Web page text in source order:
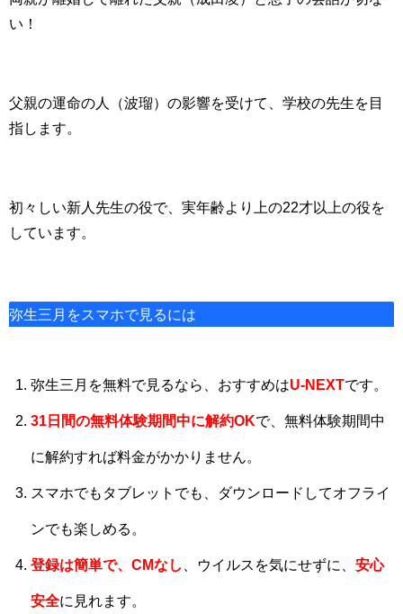
い！
父親の運命の人（波瑠）の影響を受けて、学校の先生を目
指します。
初々しい新人先生の役で、実年齢より上の22才以上の役を
しています。
弥生三月をスマホで見るには
弥生三月を無料で見るなら、おすすめはU-NEXTです。
31日間の無料体験期間中に解約OKで、無料体験期間中
に解約すれば料金がかかりません。
スマホでもタブレットでも、ダウンロードしてオフライ
ンでも楽しめる。
登録は簡単で、CMなし 、ウイルスを気にせずに、 安心
安全に見れます。